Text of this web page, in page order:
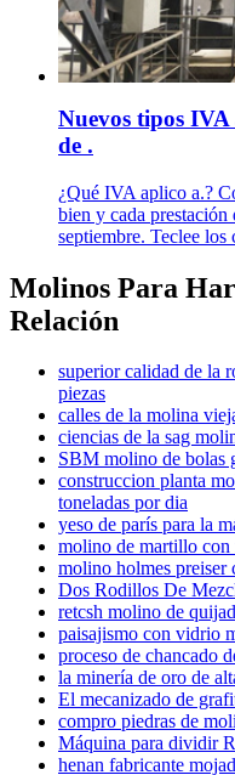
Nuevos tipos IVA
de .
¿Qué IVA aplico a.?
bien y cada
septiembre. Teclee los
Molinos Para
Relación
superior calidad de la
piezas
calles de la molina
ciencias de la sag
SBM molino de bolas
construccion planta
toneladas por dia
yeso de parís para la
molino de martillo con
molino holmes preiser
Dos Rodillos De
retcsh molino de
paisajismo con vidrio
proceso de chancado
la minería de oro de
El mecanizado de
compro piedras de
Máquina para dividir
henan fabricante